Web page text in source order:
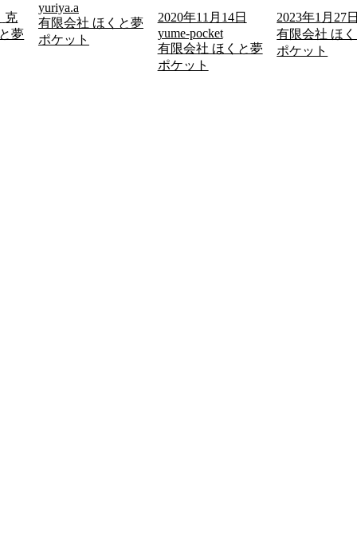
克
夢
yuriya.a
有限会社 ほくと夢
ポケット
2020年11月14日
yume-pocket
有限会社 ほくと夢
ポケット
2023年1月27
有限会社 ほ
ポケット